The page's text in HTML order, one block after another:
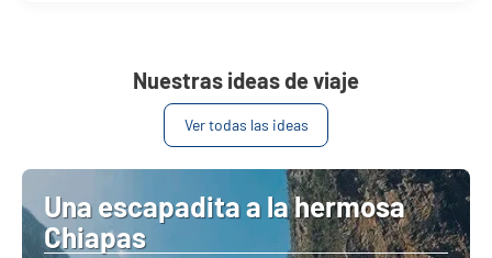
Nuestras ideas de viaje
Ver todas las ideas
Una escapadita a la hermosa
Chiapas